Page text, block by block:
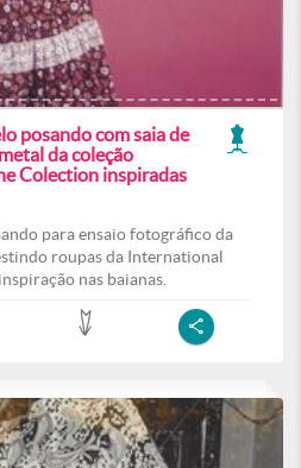
posando com saia de
da coleção
Colection inspiradas
para ensaio fotográfico da
roupas da International
nas baianas.